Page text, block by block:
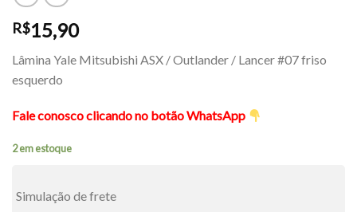
R$15,90
Lâmina Yale Mitsubishi ASX / Outlander / Lancer #07 friso
esquerdo
Fale conosco clicando no botão WhatsApp
2 em estoque
Simulação de frete